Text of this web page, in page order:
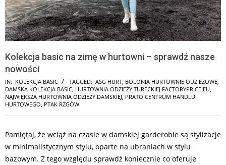
Kolekcja basic na zimę w hurtowni – sprawdź nasze
nowości
IN: KOLEKCJA BASIC TAGGED: ASG HURT, BOLONIA HURTOWNIE ODZIEŻOWE,
DAMSKA KOLEKCJA BASIC, HURTOWNIA ODZIEŻY TURECKIEJ FACTORYPRICE.EU,
NAJWIĘKSZA HURTOWNIA ODZIEŻY DAMSKIEJ, PRATO CENTRUM HANDLU
HURTOWEGO, PTAK RZGÓW
Pamiętaj, że wciąż na czasie w damskiej garderobie są stylizacje
w minimalistycznym stylu, oparte na ubraniach w stylu
bazowym. Z tego względu sprawdź koniecznie co oferuje